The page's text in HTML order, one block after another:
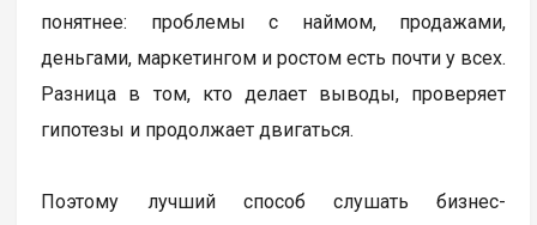
понятнее: проблемы с наймом, продажами,
деньгами, маркетингом и ростом есть почти у всех.
Разница в том, кто делает выводы, проверяет
гипотезы и продолжает двигаться.
Поэтому лучший способ слушать бизнес-